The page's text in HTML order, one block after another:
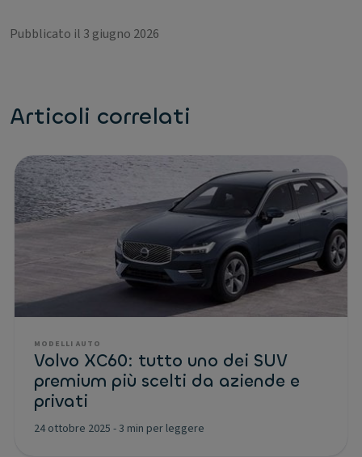
Pubblicato il 3 giugno 2026
Articoli correlati
MODELLI AUTO
Volvo XC60: tutto uno dei SUV
premium più scelti da aziende e
privati
24 ottobre 2025 -3 min per leggere